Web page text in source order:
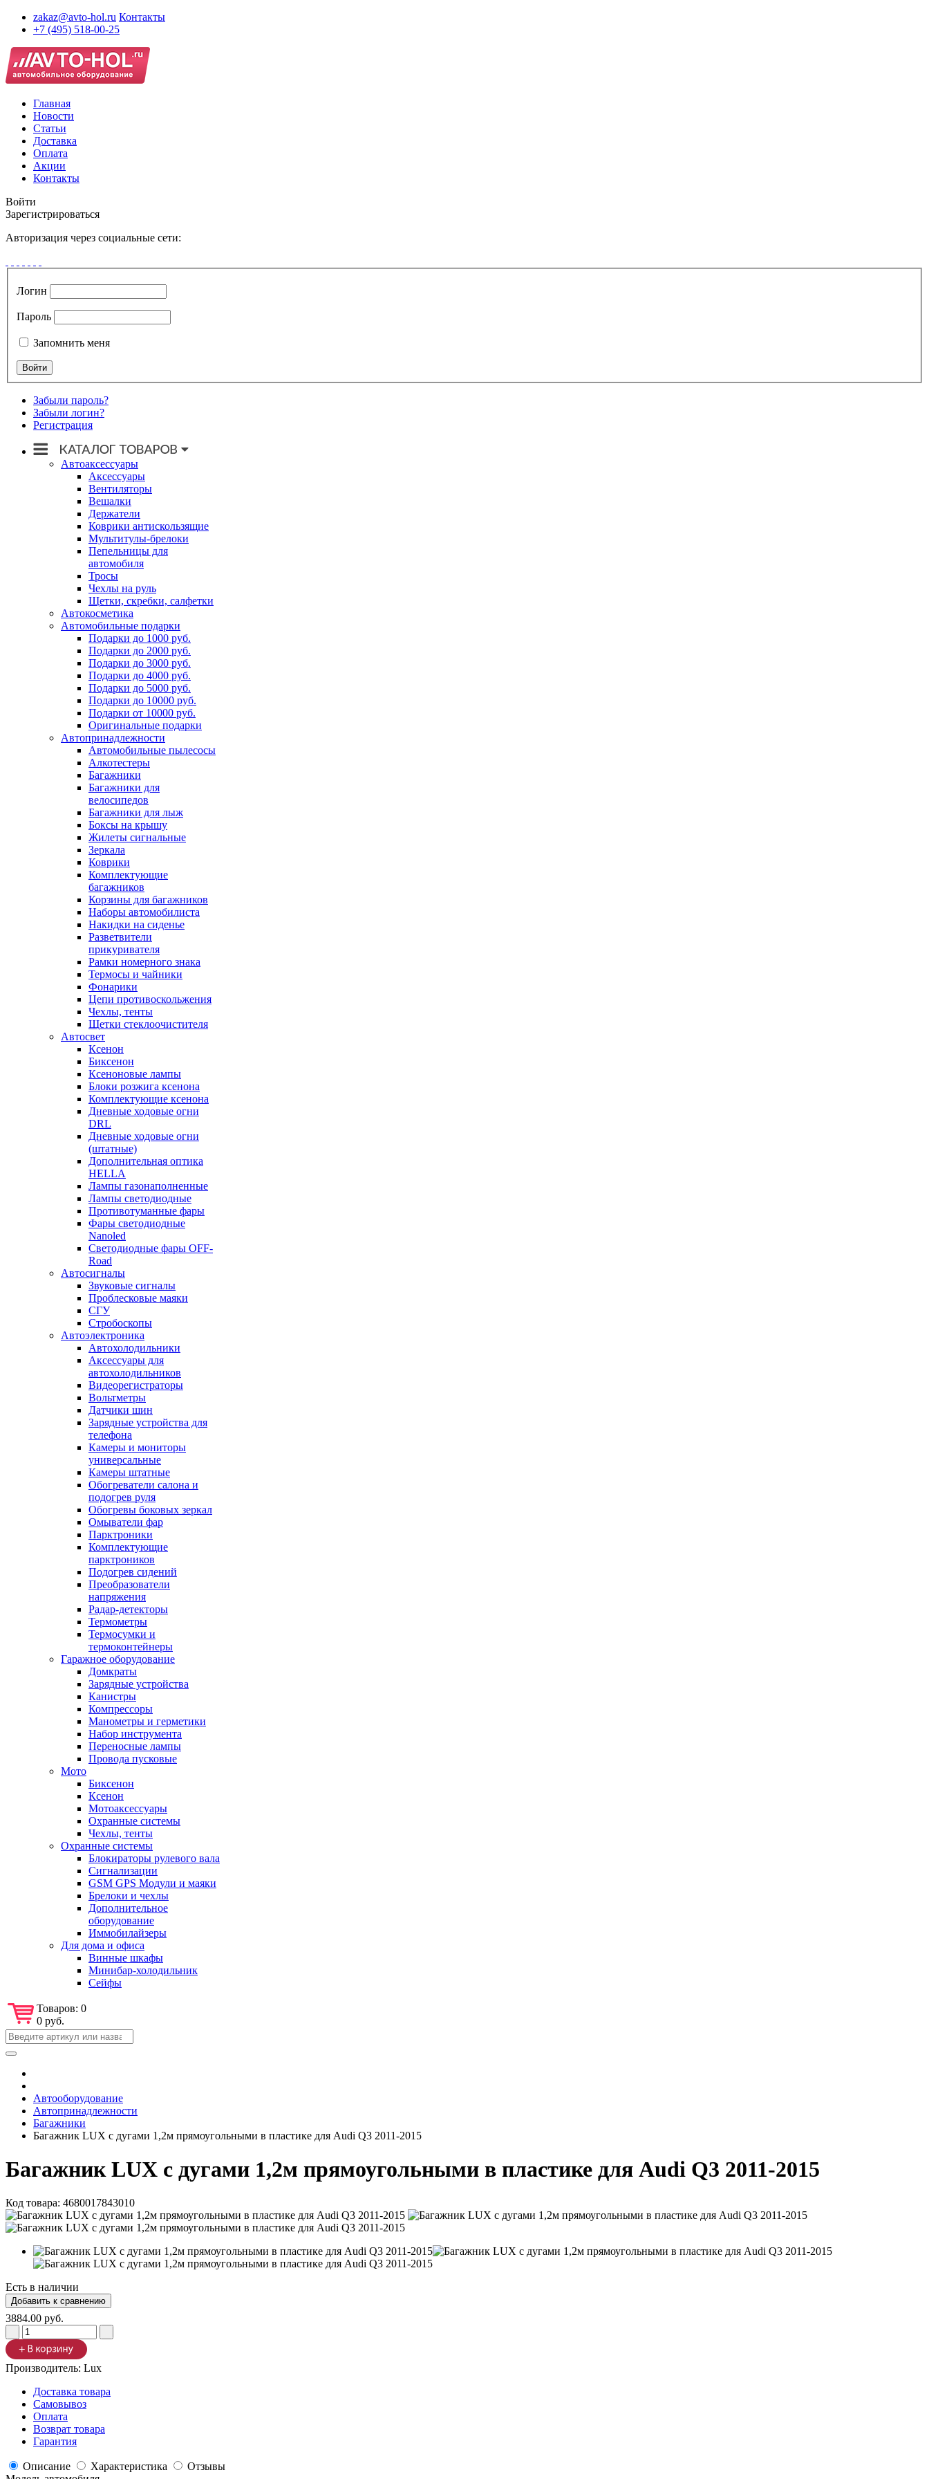
zakaz@avto-hol.ru Контакты
+7 (495) 518-00-25
Главная
Новости
Статьи
Доставка
Оплата
Акции
Контакты
Войти
Зарегистрироваться
Авторизация через социальные сети:
Логин
Пароль
Запомнить меня
Забыли пароль?
Забыли логин?
Регистрация
Автоаксессуары
Аксессуары
Вентиляторы
Вешалки
Держатели
Коврики антискользящие
Мультитулы-брелоки
Пепельницы для
автомобиля
Тросы
Чехлы на руль
Щетки, скребки, салфетки
Автокосметика
Автомобильные подарки
Подарки до 1000 руб.
Подарки до 2000 руб.
Подарки до 3000 руб.
Подарки до 4000 руб.
Подарки до 5000 руб.
Подарки до 10000 руб.
Подарки от 10000 руб.
Оригинальные подарки
Автопринадлежности
Автомобильные пылесосы
Алкотестеры
Багажники
Багажники для
велосипедов
Багажники для лыж
Боксы на крышу
Жилеты сигнальные
Зеркала
Коврики
Комплектующие
багажников
Корзины для багажников
Наборы автомобилиста
Накидки на сиденье
Разветвители
прикуривателя
Рамки номерного знака
Термосы и чайники
Фонарики
Цепи противоскольжения
Чехлы, тенты
Щетки стеклоочистителя
Автосвет
Ксенон
Биксенон
Ксеноновые лампы
Блоки розжига ксенона
Комплектующие ксенона
Дневные ходовые огни
DRL
Дневные ходовые огни
(штатные)
Дополнительная оптика
HELLA
Лампы газонаполненные
Лампы светодиодные
Противотуманные фары
Фары светодиодные
Nanoled
Светодиодные фары OFF-
Road
Автосигналы
Звуковые сигналы
Проблесковые маяки
СГУ
Стробоскопы
Автоэлектроника
Автохолодильники
Аксессуары для
автохолодильников
Видеорегистраторы
Вольтметры
Датчики шин
Зарядные устройства для
телефона
Камеры и мониторы
универсальные
Камеры штатные
Обогреватели салона и
подогрев руля
Обогревы боковых зеркал
Омыватели фар
Парктроники
Комплектующие
парктроников
Подогрев сидений
Преобразователи
напряжения
Радар-детекторы
Термометры
Термосумки и
термоконтейнеры
Гаражное оборудование
Домкраты
Зарядные устройства
Канистры
Компрессоры
Манометры и герметики
Набор инструмента
Переносные лампы
Провода пусковые
Мото
Биксенон
Ксенон
Мотоаксессуары
Охранные системы
Чехлы, тенты
Охранные системы
Блокираторы рулевого вала
Сигнализации
GSM GPS Модули и маяки
Брелоки и чехлы
Дополнительное
оборудование
Иммобилайзеры
Для дома и офиса
Винные шкафы
Минибар-холодильник
Сейфы
Товаров: 0
0 руб.
Автооборудование
Автопринадлежности
Багажники
Багажник LUX с дугами 1,2м прямоугольными в пластике для Audi Q3 2011-2015
Багажник LUX с дугами 1,2м прямоугольными в пластике для Audi Q3 2011-2015
Код товара: 4680017843010
Есть в наличии
3884.00 руб.
Производитель: Lux
Доставка товара
Самовывоз
Оплата
Возврат товара
Гарантия
Описание Характеристика
Отзывы